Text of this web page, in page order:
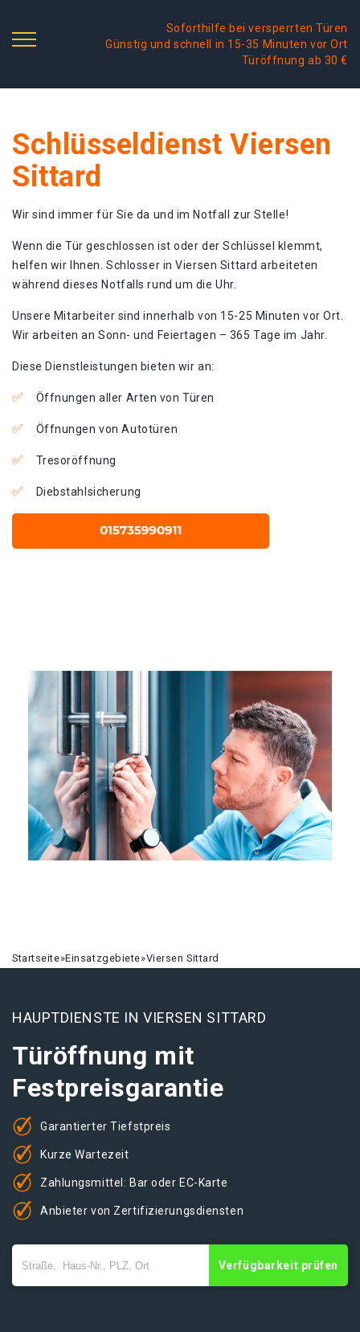
Soforthilfe bei versperrten Türen
Günstig und schnell in 15-35 Minuten vor Ort
Türöffnung ab 30 €
Schlüsseldienst Viersen
Sittard
Wir sind immer für Sie da und im Notfall zur Stelle!
Wenn die Tür geschlossen ist oder der Schlüssel klemmt,
helfen wir Ihnen. Schlosser in Viersen Sittard arbeiteten
während dieses Notfalls rund um die Uhr.
Unsere Mitarbeiter sind innerhalb von 15-25 Minuten vor Ort.
Wir arbeiten an Sonn- und Feiertagen – 365 Tage im Jahr.
Diese Dienstleistungen bieten wir an:
Öffnungen aller Arten von Türen
Öffnungen von Autotüren
Tresoröffnung
Diebstahlsicherung
Startseite»Einsatzgebiete»Viersen Sittard
HAUPTDIENSTE IN VIERSEN SITTARD
Türöffnung mit
Festpreisgarantie
Garantierter Tiefstpreis
Kurze Wartezeit
Zahlungsmittel: Bar oder EC-Karte
Anbieter von Zertifizierungsdiensten
Verfügbarkeit prüfen